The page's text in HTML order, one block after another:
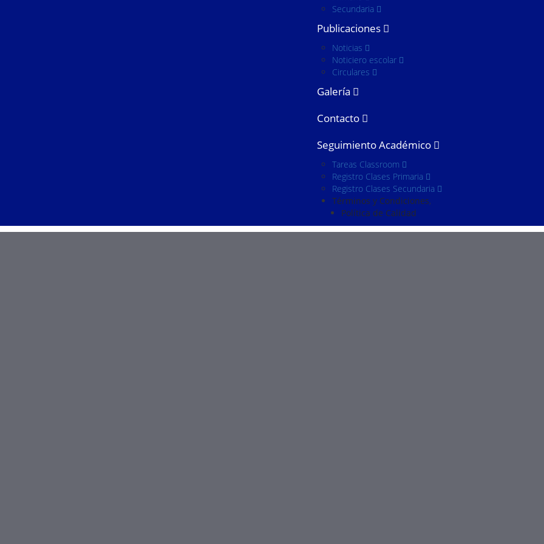
Secundaria
Publicaciones
Noticias
Noticiero escolar
Circulares
Galería
Contacto
Seguimiento Académico
Tareas Classroom
Registro Clases Primaria
Registro Clases Secundaria
Términos y Condiciones
Política de Calidad